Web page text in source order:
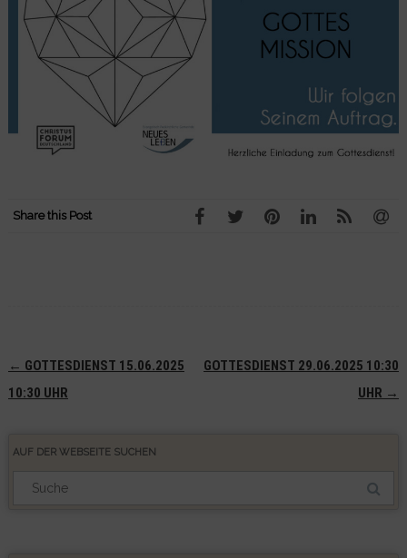
Share this Post
Navigation
(Beiträge)
← GOTTESDIENST 15.06.2025
10:30 UHR
GOTTESDIENST 29.06.2025 10:30
UHR →
AUF DER WEBSEITE SUCHEN